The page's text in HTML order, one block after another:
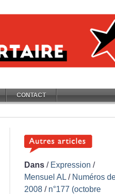
CONTACT
Dans / Expression /
Mensuel AL / Numéros
2008 / n°177 (octobre